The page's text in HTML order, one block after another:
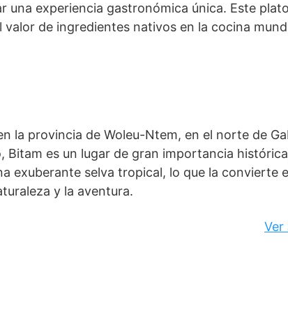
una experiencia gastronómica única. Este
de ingredientes nativos en la cocina
la provincia de Woleu-Ntem, en el norte de
Bitam es un lugar de gran importancia
exuberante selva tropical, lo que la convierte
y la aventura.
Ver